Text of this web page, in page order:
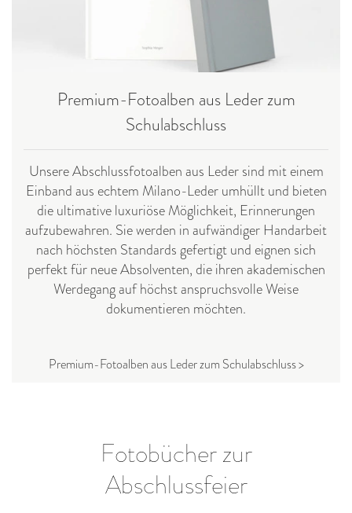
Premium-Fotoalben aus Leder zum
Schulabschluss
Unsere Abschlussfotoalben aus Leder sind mit einem
Einband aus echtem Milano-Leder umhüllt und bieten
die ultimative luxuriöse Möglichkeit, Erinnerungen
aufzubewahren. Sie werden in aufwändiger Handarbeit
nach höchsten Standards gefertigt und eignen sich
perfekt für neue Absolventen, die ihren akademischen
Werdegang auf höchst anspruchsvolle Weise
dokumentieren möchten.
Premium-Fotoalben aus Leder zum Schulabschluss >
Fotobücher zur
Abschlussfeier